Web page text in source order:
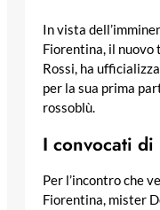
In vista
Fiorentina, il nuovo
Rossi, ha
per la sua prima
rossoblù.
I convocati di
Per l’incontro che
Fiorentina, mister